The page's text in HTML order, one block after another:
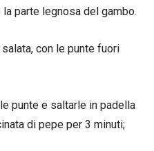
parte legnosa del gambo.
con le punte fuori
punte e saltarle in padella
di pepe per 3 minuti;